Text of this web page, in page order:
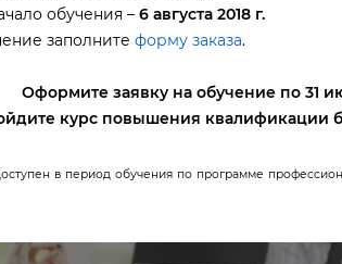
обучения – 6 августа 2018 г.
заполните форму заказа.
Оформите заявку на обучение по 31
курс повышения квалификации
в период обучения по программе